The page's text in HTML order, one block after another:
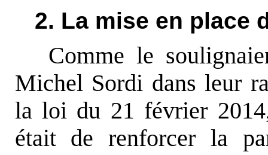
2. La mise en place
Comme le
Michel Sordi dans leur
la loi du 21 février
était de renforcer la